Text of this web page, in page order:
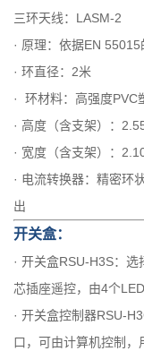
三环天线：LASM-2
· 原理：依据EN
· 环直径：2米
· 环材料：高强度PVC
· 高度（含支架）：
· 宽度（含支架）：
· 电流转换器：精密环
出
开关盒：
· 开关盒RSU-H3S：
芯插座遥控，由4个
· 开关盒控制器RSU-
口，可由计算机控制，